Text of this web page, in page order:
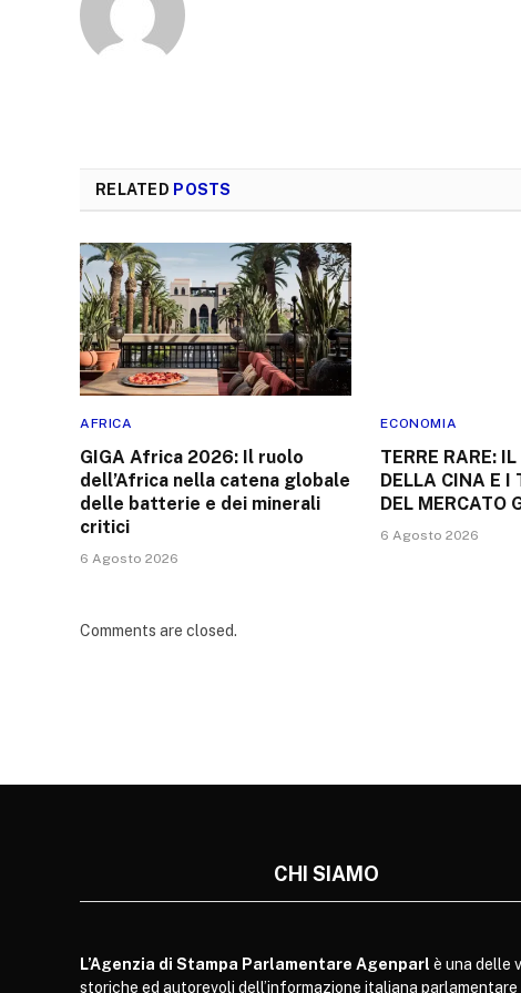
RELATED POSTS
AFRICA
GIGA Africa 2026: Il ruolo
dell’Africa nella catena globale
delle batterie e dei minerali
critici
6 Agosto 2026
ECONOMIA
TERRE RARE:
DELLA CINA E I
DEL MERCATO
6 Agosto 2026
Comments are closed.
CHI SIAMO
L’Agenzia di Stampa Parlamentare Agenparl è una delle
storiche ed autorevoli dell’informazione italiana parlamentare